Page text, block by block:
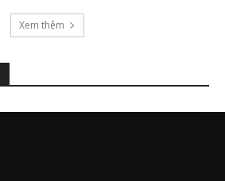
Xem thêm